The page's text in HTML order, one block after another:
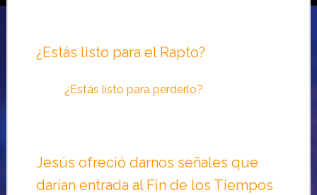
¿Estás listo para el Rapto?
¿Estás listo para perderlo?
Jesús ofreció darnos señales que
darían entrada al Fin de los Tiempos